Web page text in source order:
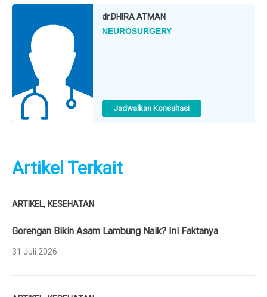
dr.DHIRA ATMAN
NEUROSURGERY
Jadwalkan Konsultasi
Artikel Terkait
ARTIKEL, KESEHATAN
Gorengan Bikin Asam Lambung Naik? Ini Faktanya
31 Juli 2026